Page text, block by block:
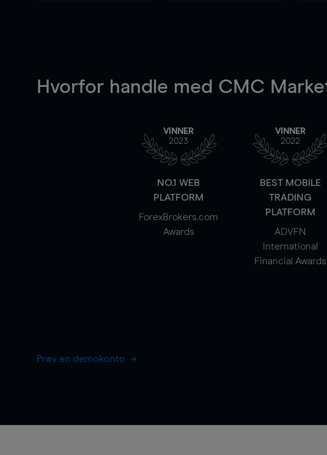
Hvorfor handle med CMC
VINNER
2023
NO.1 WEB
PLATFORM
ForexBrokers.com
Awards
VINNER
2022
BEST MOBILE
TRADING
PLATFORM
ADVFN
International
Financial Awards
Prøv en demokonto